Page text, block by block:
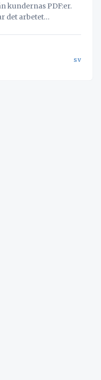
kundernas PDF:er.
det arbetet
sv